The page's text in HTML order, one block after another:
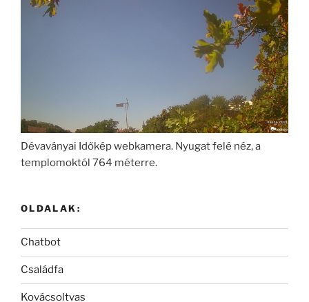
Dévaványai Időkép webkamera. Nyugat felé néz, a
templomoktól 764 méterre.
OLDALAK:
Chatbot
Családfa
Kovácsoltvas